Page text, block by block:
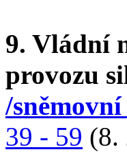
9. Vládní
provozu
/
39 - 59 (8.